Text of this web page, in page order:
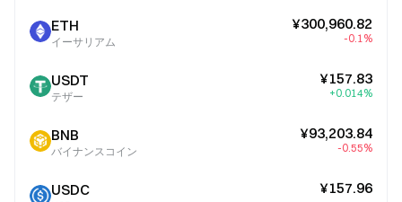
ETH
イーサリアム
¥300,960.82
-0.1%
USDT
テザー
¥157.83
+0.014%
BNB
バイナンスコイン
¥93,203.84
-0.55%
USDC ¥157.96